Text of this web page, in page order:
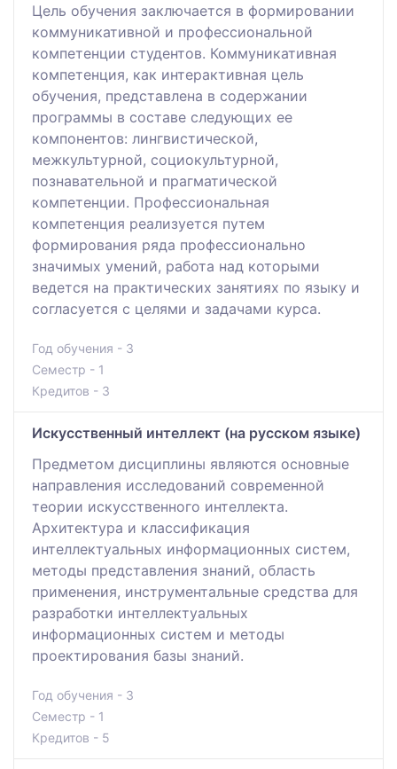
Цель обучения заключается в формировании
коммуникативной и профессиональной
компетенции студентов. Коммуникативная
компетенция, как интерактивная цель
обучения, представлена в содержании
программы в составе следующих ее
компонентов: лингвистической,
межкультурной, социокультурной,
познавательной и прагматической
компетенции. Профессиональная
компетенция реализуется путем
формирования ряда профессионально
значимых умений, работа над которыми
ведется на практических занятиях по языку и
согласуется с целями и задачами курса.
Год обучения - 3
Семестр - 1
Кредитов - 3
Искусственный интеллект (на русском языке)
Предметом дисциплины являются основные
направления исследований современной
теории искусственного интеллекта.
Архитектура и классификация
интеллектуальных информационных систем,
методы представления знаний, область
применения, инструментальные средства для
разработки интеллектуальных
информационных систем и методы
проектирования базы знаний.
Год обучения - 3
Семестр - 1
Кредитов - 5